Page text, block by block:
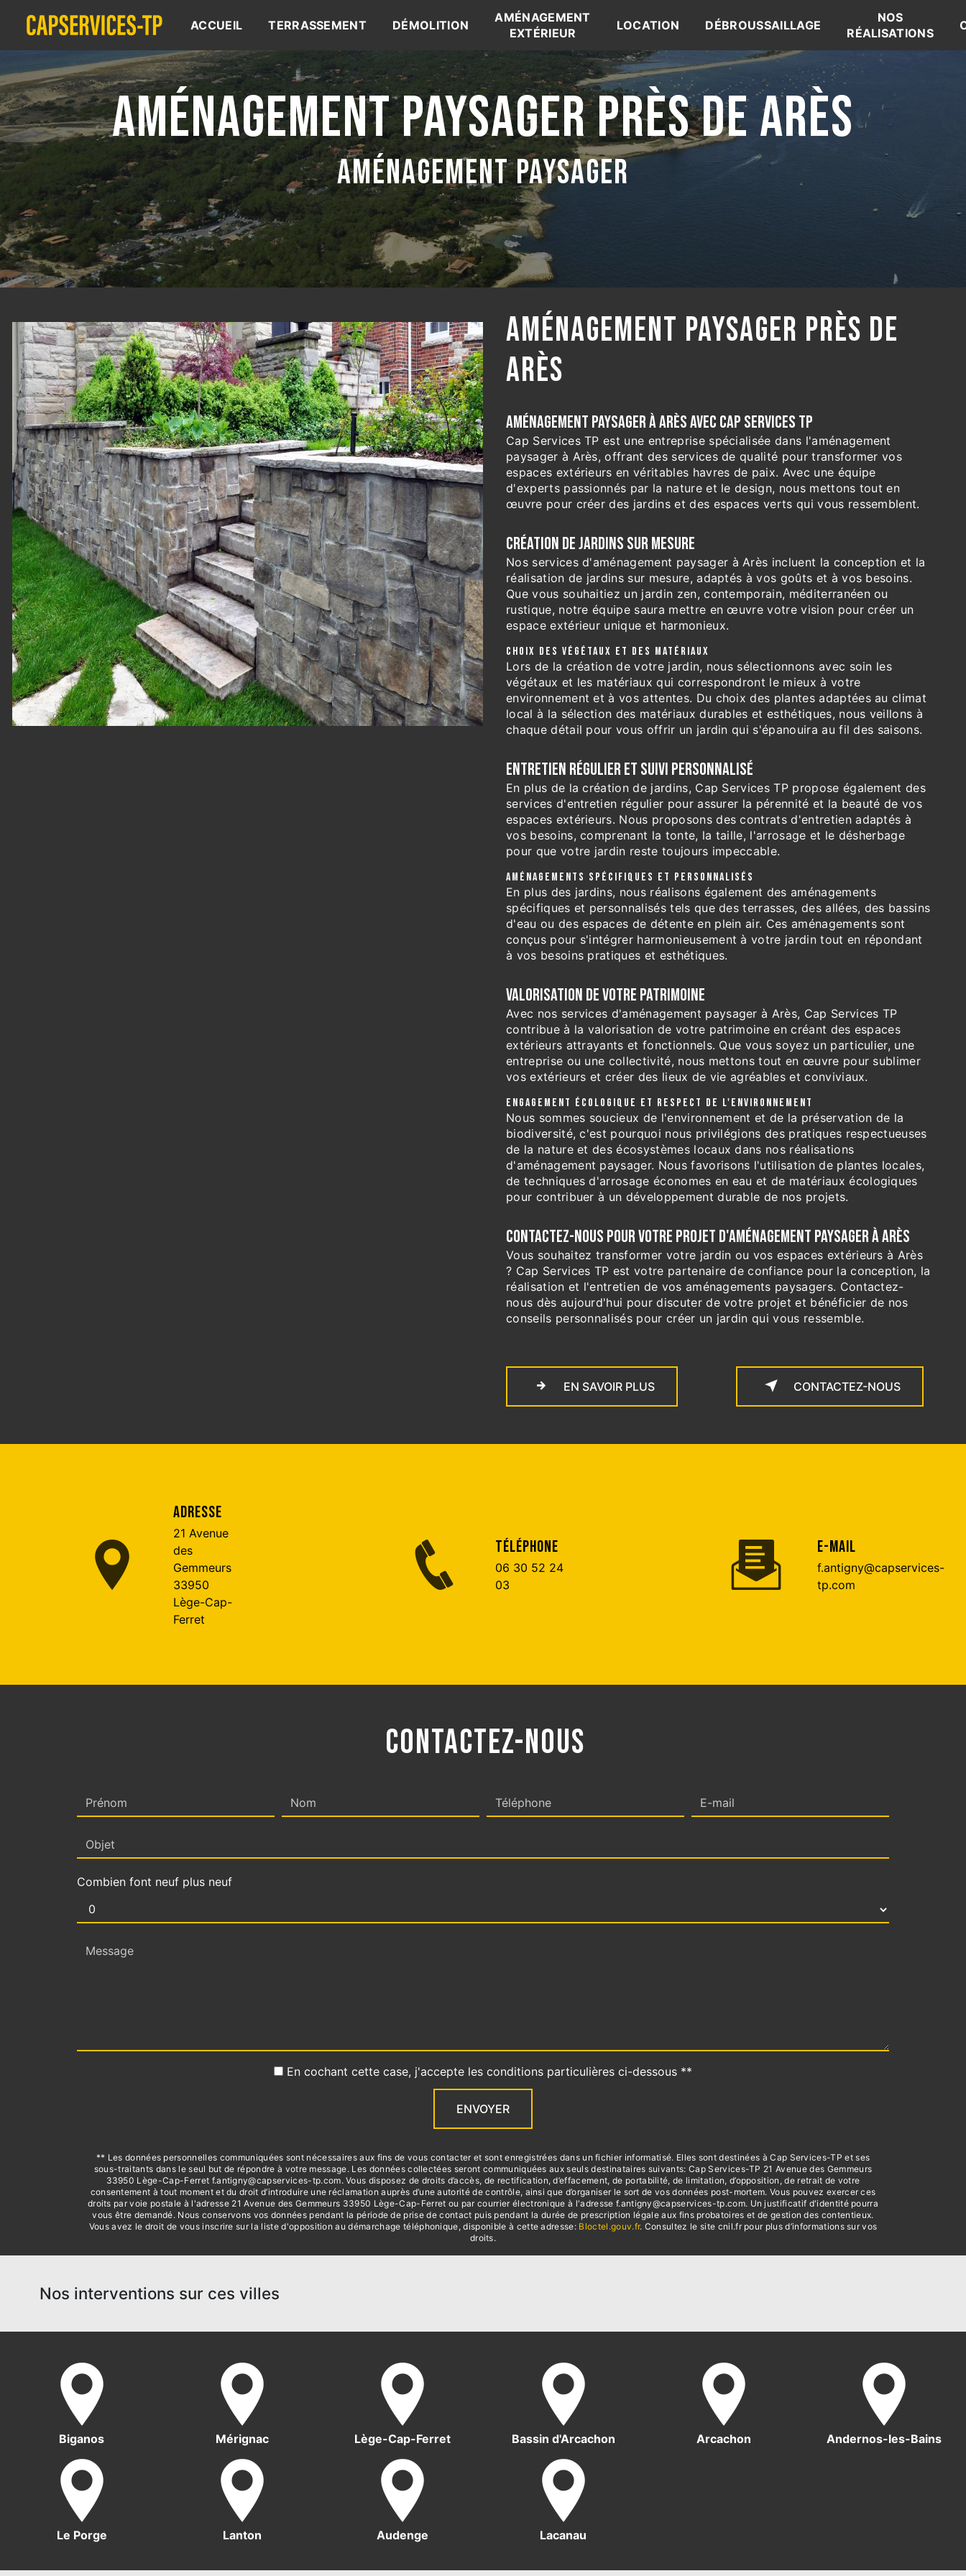
ACCUEIL TERRASSEMENT DÉMOLITION
AMÉNAGEMENT
EXTÉRIEUR
LOCATION DÉBROUSSAILLAGE
NOS
RÉALISATIONS
AMÉNAGEMENT PAYSAGER PRÈS DE ARÈS
AMÉNAGEMENT PAYSAGER
AMÉNAGEMENT PAYSAGER PRÈS DE
ARÈS
AMÉNAGEMENT PAYSAGER À ARÈS AVEC CAP SERVICES TP
Cap Services TP est une entreprise spécialisée dans l'aménagement
paysager à Arès, offrant des services de qualité pour transformer vos
espaces extérieurs en véritables havres de paix. Avec une équipe
d'experts passionnés par la nature et le design, nous mettons tout en
œuvre pour créer des jardins et des espaces verts qui vous ressemblent.
CRÉATION DE JARDINS SUR MESURE
Nos services d'aménagement paysager à Arès incluent la conception et la
réalisation de jardins sur mesure, adaptés à vos goûts et à vos besoins.
Que vous souhaitiez un jardin zen, contemporain, méditerranéen ou
rustique, notre équipe saura mettre en œuvre votre vision pour créer un
espace extérieur unique et harmonieux.
CHOIX DES VÉGÉTAUX ET DES MATÉRIAUX
Lors de la création de votre jardin, nous sélectionnons avec soin les
végétaux et les matériaux qui correspondront le mieux à votre
environnement et à vos attentes. Du choix des plantes adaptées au climat
local à la sélection des matériaux durables et esthétiques, nous veillons à
chaque détail pour vous offrir un jardin qui s'épanouira au fil des saisons.
ENTRETIEN RÉGULIER ET SUIVI PERSONNALISÉ
En plus de la création de jardins, Cap Services TP propose également des
services d'entretien régulier pour assurer la pérennité et la beauté de vos
espaces extérieurs. Nous proposons des contrats d'entretien adaptés à
vos besoins, comprenant la tonte, la taille, l'arrosage et le désherbage
pour que votre jardin reste toujours impeccable.
AMÉNAGEMENTS SPÉCIFIQUES ET PERSONNALISÉS
En plus des jardins, nous réalisons également des aménagements
spécifiques et personnalisés tels que des terrasses, des allées, des bassins
d'eau ou des espaces de détente en plein air. Ces aménagements sont
conçus pour s'intégrer harmonieusement à votre jardin tout en répondant
à vos besoins pratiques et esthétiques.
VALORISATION DE VOTRE PATRIMOINE
Avec nos services d'aménagement paysager à Arès, Cap Services TP
contribue à la valorisation de votre patrimoine en créant des espaces
extérieurs attrayants et fonctionnels. Que vous soyez un particulier, une
entreprise ou une collectivité, nous mettons tout en œuvre pour sublimer
vos extérieurs et créer des lieux de vie agréables et conviviaux.
ENGAGEMENT ÉCOLOGIQUE ET RESPECT DE L'ENVIRONNEMENT
Nous sommes soucieux de l'environnement et de la préservation de la
biodiversité, c'est pourquoi nous privilégions des pratiques respectueuses
de la nature et des écosystèmes locaux dans nos réalisations
d'aménagement paysager. Nous favorisons l'utilisation de plantes locales,
de techniques d'arrosage économes en eau et de matériaux écologiques
pour contribuer à un développement durable de nos projets.
CONTACTEZ-NOUS POUR VOTRE PROJET D'AMÉNAGEMENT PAYSAGER À ARÈS
Vous souhaitez transformer votre jardin ou vos espaces extérieurs à Arès
? Cap Services TP est votre partenaire de confiance pour la conception, la
réalisation et l'entretien de vos aménagements paysagers. Contactez-
nous dès aujourd'hui pour discuter de votre projet et bénéficier de nos
conseils personnalisés pour créer un jardin qui vous ressemble.
EN SAVOIR PLUS CONTACTEZ-NOUS
ADRESSE
21 Avenue
des
Gemmeurs
33950
Lège-Cap-
Ferret
TÉLÉPHONE
06 30 52 24
03
E-MAIL
f.antigny@capservices-
tp.com
CONTACTEZ-NOUS
Combien font neuf plus neuf
En cochant cette case, j'accepte les conditions particulières ci-dessous **
ENVOYER
** Les données personnelles communiquées sont nécessaires aux fins de vous contacter et sont enregistrées dans un fichier informatisé. Elles sont destinées à Cap Services-TP et ses
sous-traitants dans le seul but de répondre à votre message. Les données collectées seront communiquées aux seuls destinataires suivants: Cap Services-TP 21 Avenue des Gemmeurs
33950 Lège-Cap-Ferret f.antigny@capservices-tp.com. Vous disposez de droits d’accès, de rectification, d’effacement, de portabilité, de limitation, d’opposition, de retrait de votre
consentement à tout moment et du droit d’introduire une réclamation auprès d’une autorité de contrôle, ainsi que d’organiser le sort de vos données post-mortem. Vous pouvez exercer ces
droits par voie postale à l'adresse 21 Avenue des Gemmeurs 33950 Lège-Cap-Ferret ou par courrier électronique à l'adresse f.antigny@capservices-tp.com. Un justificatif d'identité pourra
vous être demandé. Nous conservons vos données pendant la période de prise de contact puis pendant la durée de prescription légale aux fins probatoires et de gestion des contentieux.
Vous avez le droit de vous inscrire sur la liste d'opposition au démarchage téléphonique, disponible à cette adresse: Bloctel.gouv.fr. Consultez le site cnil.fr pour plus d’informations sur vos
droits.
Nos interventions sur ces villes
Biganos Mérignac Lège-Cap-Ferret Bassin d'Arcachon Arcachon Andernos-les-Bains
Le Porge Lanton Audenge Lacanau